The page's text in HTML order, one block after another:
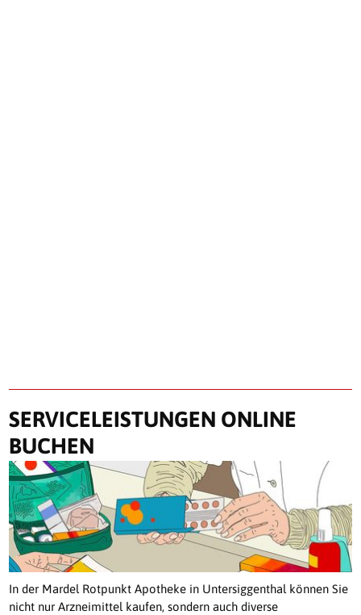
SERVICELEISTUNGEN ONLINE
BUCHEN
In der Mardel Rotpunkt Apotheke in Untersiggenthal können Sie
nicht nur Arzneimittel kaufen, sondern auch diverse